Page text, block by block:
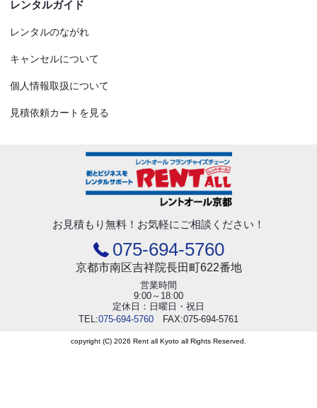
レンタルガイド
レンタルのながれ
キャンセルについて
個人情報取扱について
見積依頼カートを見る
お見積もり無料！ お気軽にご相談ください！
075-694-5760
京都市南区吉祥院長田町622番地
営業時間
9:00～18:00
定休日：日曜日・祝日
TEL:075-694-5760 FAX:075-694-5761
copyright (C) 2026 Rent all Kyoto all Rights Reserved.